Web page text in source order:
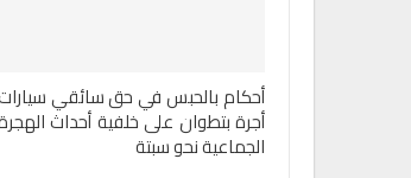
أحكام بالحبس في حق سائقي
أجرة بتطوان على خلفية أحداث
الجماعية نحو سبتة